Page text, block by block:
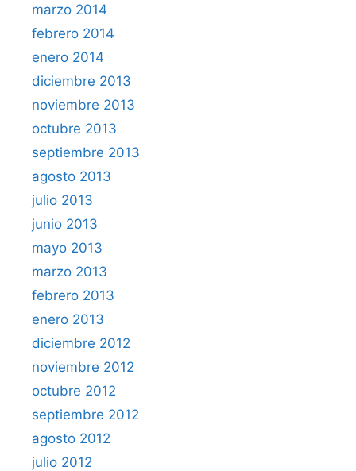
marzo 2014
febrero 2014
enero 2014
diciembre 2013
noviembre 2013
octubre 2013
septiembre 2013
agosto 2013
julio 2013
junio 2013
mayo 2013
marzo 2013
febrero 2013
enero 2013
diciembre 2012
noviembre 2012
octubre 2012
septiembre 2012
agosto 2012
julio 2012